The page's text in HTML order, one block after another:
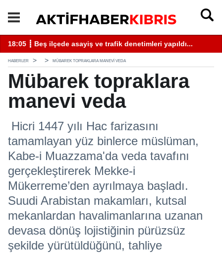
18:05 ┋ Beş ilçede asayiş ve trafik denetimleri yapıldı...
HABERLER MÜBAREK TOPRAKLARA MANEVI VEDA
Mübarek topraklara
manevi veda
Hicri 1447 yılı Hac farizasını
tamamlayan yüz binlerce müslüman,
Kabe-i Muazzama'da veda tavafını
gerçekleştirerek Mekke-i
Mükerreme’den ayrılmaya başladı.
Suudi Arabistan makamları, kutsal
mekanlardan havalimanlarına uzanan
devasa dönüş lojistiğinin pürüzsüz
şekilde yürütüldüğünü, tahliye